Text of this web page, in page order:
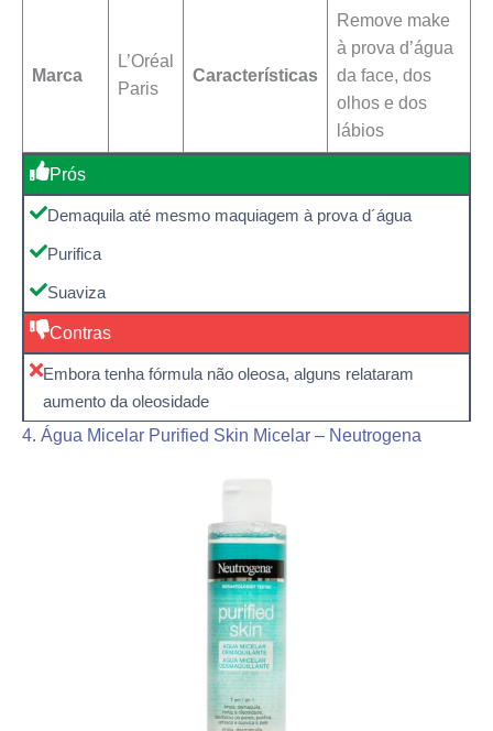
Marca
L’Oréal
Paris
Características
Remove make
à prova d’água
da face, dos
olhos e dos
lábios
Prós
Demaquila até mesmo maquiagem à prova d´água
Purifica
Suaviza
Contras
Embora tenha fórmula não oleosa, alguns relataram
aumento da oleosidade
4. Água Micelar Purified Skin Micelar – Neutrogena